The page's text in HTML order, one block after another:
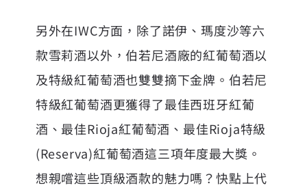
另外在IWC方面，除了諾伊、瑪度沙等六
款雪莉酒以外，伯若尼酒廠的紅葡萄酒以
及特級紅葡萄酒也雙雙摘下金牌。伯若尼
特級紅葡萄酒更獲得了最佳西班牙紅葡
酒、最佳Rioja紅葡萄酒、最佳Rioja特級
(Reserva)紅葡萄酒這三項年度最大獎。
想親嚐這些頂級酒款的魅力嗎？快點上代